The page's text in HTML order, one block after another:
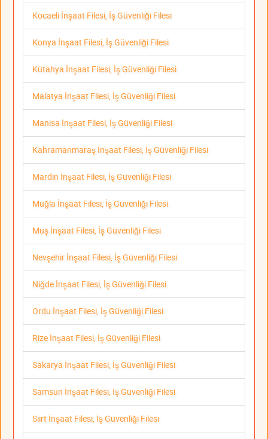
Kocaeli İnşaat Filesi, İş Güvenliği Filesi
Konya İnşaat Filesi, İş Güvenliği Filesi
Kütahya İnşaat Filesi, İş Güvenliği Filesi
Malatya İnşaat Filesi, İş Güvenliği Filesi
Manisa İnşaat Filesi, İş Güvenliği Filesi
Kahramanmaraş İnşaat Filesi, İş Güvenliği Filesi
Mardin İnşaat Filesi, İş Güvenliği Filesi
Muğla İnşaat Filesi, İş Güvenliği Filesi
Muş İnşaat Filesi, İş Güvenliği Filesi
Nevşehir İnşaat Filesi, İş Güvenliği Filesi
Niğde İnşaat Filesi, İş Güvenliği Filesi
Ordu İnşaat Filesi, İş Güvenliği Filesi
Rize İnşaat Filesi, İş Güvenliği Filesi
Sakarya İnşaat Filesi, İş Güvenliği Filesi
Samsun İnşaat Filesi, İş Güvenliği Filesi
Siirt İnşaat Filesi, İş Güvenliği Filesi